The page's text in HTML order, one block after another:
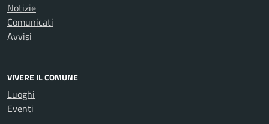
Notizie
Comunicati
Avvisi
VIVERE IL COMUNE
Luoghi
Eventi